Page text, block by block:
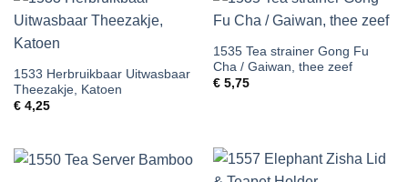
1533 Herbruikbaar Uitwasbaar
Theezakje, Katoen
€4,25
1535 Tea strainer Gong Fu
Cha / Gaiwan, thee zeef
€5,75